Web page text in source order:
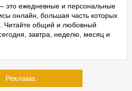
это ежедневные и персональные
онлайн, большая часть которых
Читайте общий и любовный
завтра, неделю, месяц и
Реклама